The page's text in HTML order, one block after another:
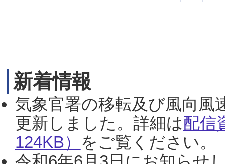
新着情報
気象官署の移転及び風向風
更新しました。詳細は配信
124KB） をご覧ください。